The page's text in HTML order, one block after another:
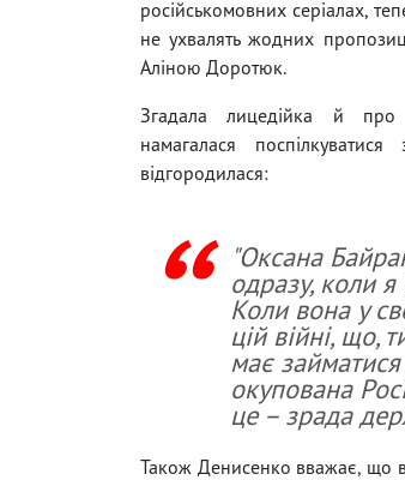
російськомовних серіалах,
не ухвалять жодних
Аліною Доротюк.
Згадала лицедійка й про
намагалася
відгородилася:
"Оксана
одразу, коли
Коли вона у
цій війні, що,
має
окупована
це – зрада
Також Денисенко вважає, що